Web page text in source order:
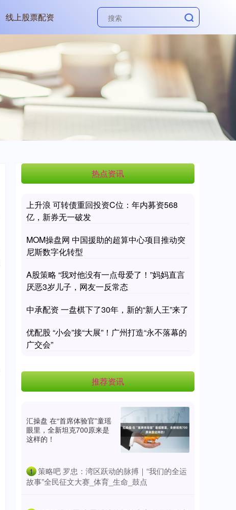
线上股票配资
热点资讯
上升浪 可转债重回投资C位：年内募资568
亿，新券无一破发
MOM操盘网 中国援助的超算中心项目推动突
尼斯数字化转型
A股策略 “我对他没有一点母爱了！”妈妈直言
厌恶3岁儿子，网友一反常态
中承配资 一盘棋下了30年，新的“新人王”来了
优配股 “小会”接“大展”！广州打造“永不落幕的
广交会”
推荐资讯
汇操盘 在“首席体验官”童瑶
眼里，全新坦克700原来是
这样的！
1 ​策略吧 罗忠：湾区跃动的脉搏｜“我们的全运
故事”全民征文大赛_体育_生命_鼓点